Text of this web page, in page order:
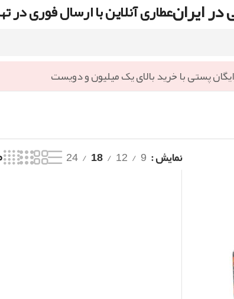
ایرانعطاری آنلاین با ارسال فوری در
پستی با خرید بالای یک میلیون و دویست
نمایش 9
12
18
24